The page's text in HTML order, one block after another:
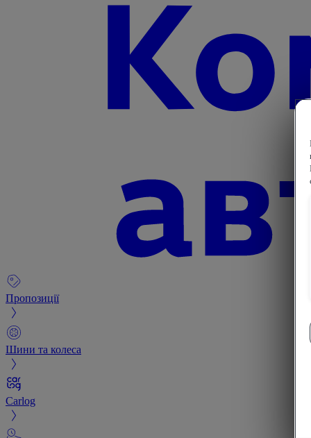
Пропозиції
Шини та колеса
Carlog